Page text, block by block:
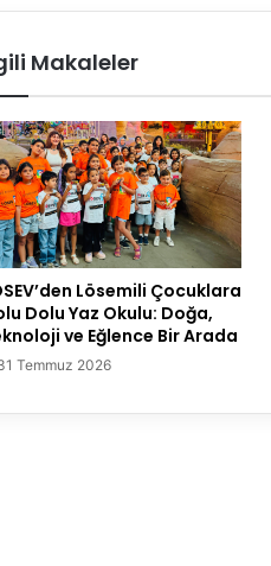
Makaleler
Lösemili Çocuklara
Dolu Yaz Okulu: Doğa,
ve Eğlence Bir Arada
Temmuz 2026